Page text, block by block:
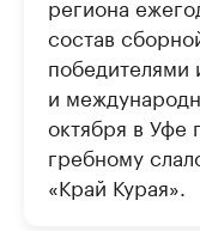
региона
состав
победителями
и
октября в Уфе
гребному
«Край Курая».